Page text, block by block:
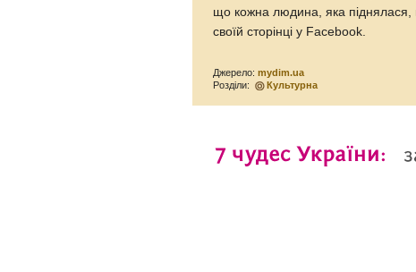
що кожна людина, яка
своїй сторінці у Facebook.
Джерело:mydim.ua
Розділи:
Культурна